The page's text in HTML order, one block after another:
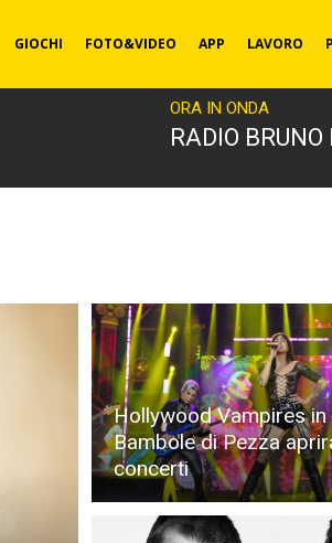
GIOCHI FOTO&VIDEO APP LAVORO
ORA IN ONDA
RADIO
Hollywood Vampires in
Bambole di Pezza
concerti